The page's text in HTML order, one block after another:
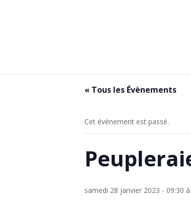
« Tous les Évènements
Cet évènement est passé.
samedi 28 janvier 2023 - 09:30 à